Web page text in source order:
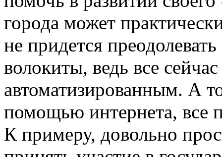
города может
не придется
волокиты, ведь все
автоматизированным. А
помощью интернета, все
К примеру, довольно